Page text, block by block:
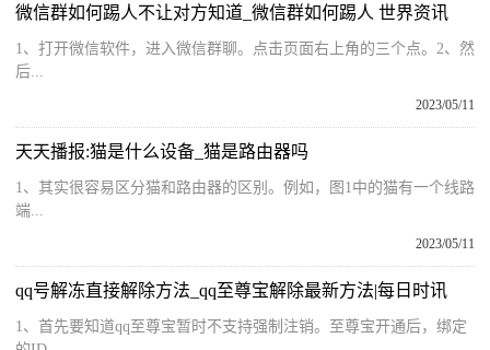
微信群如何踢人不让对方知道_微信群如何踢人 世界资讯
1、打开微信软件，进入微信群聊。点击页面右上角的三个点。2、然
后...
2023/05/11
天天播报:猫是什么设备_猫是路由器吗
1、其实很容易区分猫和路由器的区别。例如，图1中的猫有一个线路
端...
2023/05/11
qq号解冻直接解除方法_qq至尊宝解除最新方法|每日时讯
1、首先要知道qq至尊宝暂时不支持强制注销。至尊宝开通后，绑定